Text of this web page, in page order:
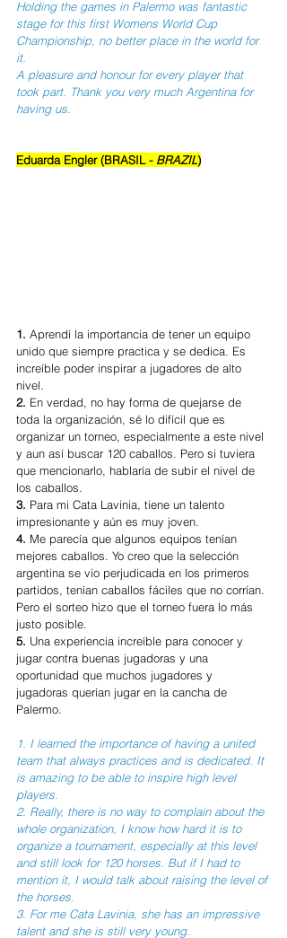
Holding the games in Palermo was fantastic
stage for this first Womens World Cup
Championship, no better place in the world for
it.
A pleasure and honour for every player that
took part. Thank you very much Argentina for
having us.
Eduarda Engler (BRASIL - BRAZIL)
1. Aprendí la importancia de tener un equipo
unido que siempre practica y se dedica. Es
increíble poder inspirar a jugadores de alto
nivel.
2. En verdad, no hay forma de quejarse de
toda la organización, sé lo difícil que es
organizar un torneo, especialmente a este nivel
y aun así buscar 120 caballos. Pero si tuviera
que mencionarlo, hablaría de subir el nivel de
los caballos.
3. Para mi Cata Lavinia, tiene un talento
impresionante y aún es muy joven.
4. Me parecía que algunos equipos tenían
mejores caballos. Yo creo que la selección
argentina se vio perjudicada en los primeros
partidos, tenían caballos fáciles que no corrían.
Pero el sorteo hizo que el torneo fuera lo más
justo posible.
5. Una experiencia increíble para conocer y
jugar contra buenas jugadoras y una
oportunidad que muchos jugadores y
jugadoras querían jugar en la cancha de
Palermo.
1. I learned the importance of having a united
team that always practices and is dedicated. It
is amazing to be able to inspire high level
players.
2. Really, there is no way to complain about the
whole organization, I know how hard it is to
organize a tournament, especially at this level
and still look for 120 horses. But if I had to
mention it, I would talk about raising the level of
the horses.
3. For me Cata Lavinia, she has an impressive
talent and she is still very young.